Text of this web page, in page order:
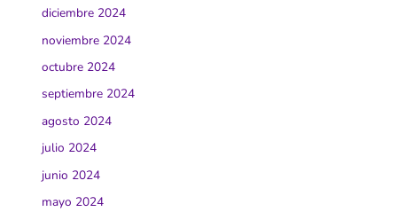
diciembre 2024
noviembre 2024
octubre 2024
septiembre 2024
agosto 2024
julio 2024
junio 2024
mayo 2024